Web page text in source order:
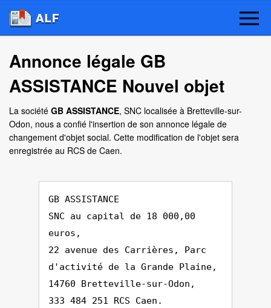
Annonce légale GB
ASSISTANCE Nouvel objet
La société GB ASSISTANCE, SNC localisée à Bretteville-sur-
Odon, nous a confié l'insertion de son annonce légale de
changement d'objet social. Cette modification de l'objet sera
enregistrée au RCS de Caen.
GB ASSISTANCE
SNC au capital de 18 000,00
euros,
22 avenue des Carrières, Parc
d'activité de la Grande Plaine,
14760 Bretteville-sur-Odon,
333 484 251 RCS Caen.